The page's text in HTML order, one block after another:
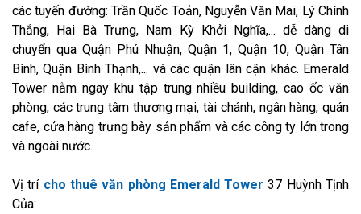
các tuyến đường: Trần Quốc Toản, Nguyễn Văn Mai, Lý Chính
Thắng, Hai Bà Trưng, Nam Kỳ Khởi Nghĩa,... dễ dàng di
chuyển qua Quận Phú Nhuận, Quận 1, Quận 10, Quận Tân
Bình, Quận Bình Thạnh,... và các quận lân cận khác. Emerald
Tower nằm ngay khu tập trung nhiều building, cao ốc văn
phòng, các trung tâm thương mại, tài chánh, ngân hàng, quán
cafe, cửa hàng trưng bày sản phẩm và các công ty lớn trong
và ngoài nước.
Vị trí cho thuê văn phòng Emerald Tower 37 Huỳnh Tịnh
Của: